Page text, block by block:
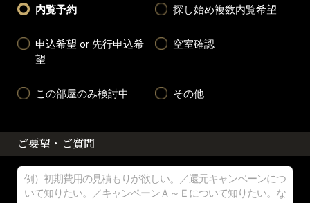
内覧予約 探し始め複数内覧希望
申込希望 or 先行申込希
望
空室確認
この部屋のみ検討中 その他
ご要望・ご質問